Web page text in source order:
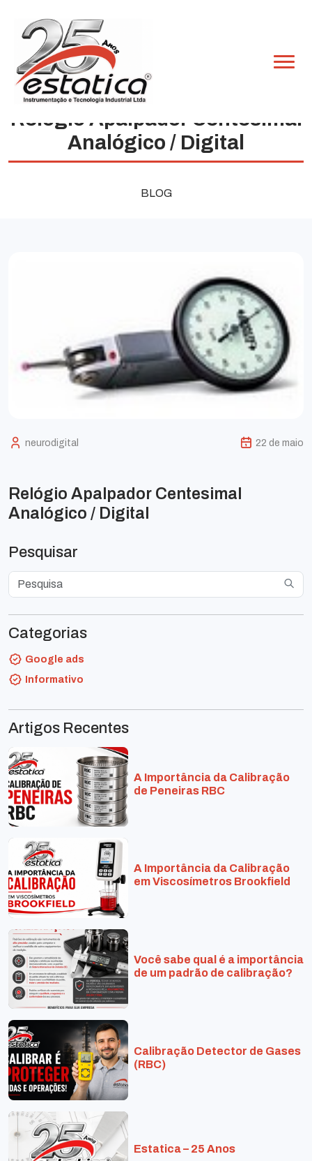
Relógio Apalpador Centesimal
Analógico / Digital
BLOG
neurodigital 22 de maio
Relógio Apalpador Centesimal
Analógico / Digital
Pesquisar
Categorias
Google ads
Informativo
Artigos Recentes
A Importância da Calibração
de Peneiras RBC
A Importância da Calibração
em Viscosímetros Brookfield
Você sabe qual é a importância
de um padrão de calibração?
Calibração Detector de Gases
(RBC)
Estatica – 25 Anos